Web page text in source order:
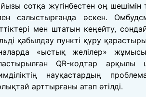
сотқа жүгінбестен оң
салыстырғанда өскен.
мен штатын кеңейту,
қабылдау пункті құру
«ыстық желілер»
QR-кодтар арқылы
науқастардың
арттырғаны атап өтілді.